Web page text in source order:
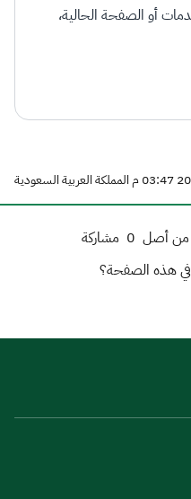
أو الصفحة الحالية،
من أصل 0 مشاركة
هذه الصفحة؟